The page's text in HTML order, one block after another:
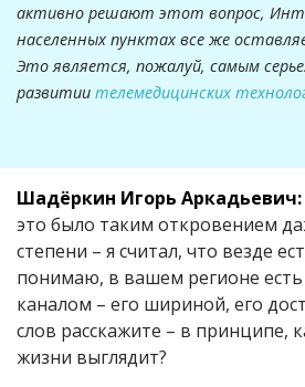
активно решают этот вопрос,
населенных пунктах все же
Это является, пожалуй, самым
развитии телемедицинских
Шадёркин Игорь Аркадьевич:
это было таким откровением
степени – я считал, что везде
понимаю, в вашем регионе
каналом – его шириной, его
слов расскажите – в принципе,
жизни выглядит?